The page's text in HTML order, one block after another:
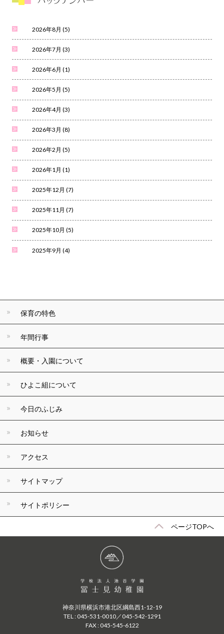
2026年8月 (5)
2026年7月 (3)
2026年6月 (1)
2026年5月 (5)
2026年4月 (3)
2026年3月 (8)
2026年2月 (5)
2026年1月 (1)
2025年12月 (7)
2025年11月 (7)
2025年10月 (5)
2025年9月 (4)
保育の特色
年間行事
概要・入園について
ひよこ組について
今日のふじみ
お知らせ
アクセス
サイトマップ
サイトポリシー
ページTOPへ
神奈川県横浜市港北区綱島西1-12-19
TEL : 045-531-0010／045-542-1291
FAX : 045-545-6122